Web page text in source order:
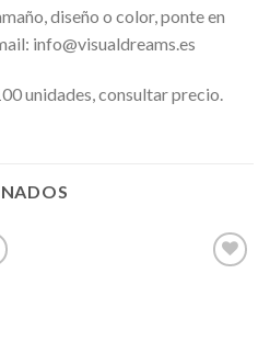
diseño o color, ponte en
info@visualdreams.es
unidades, consultar precio.